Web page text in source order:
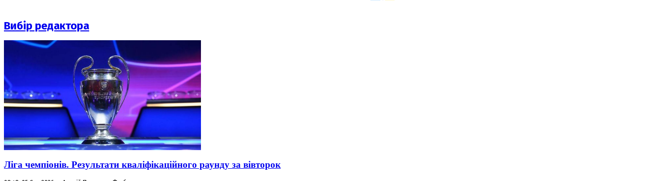
Вибір редактора
Ліга чемпіонів. Результати кваліфікаційного раунду за вівторок